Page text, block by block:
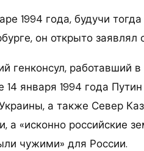
1994 года, будучи
он открыто заявлял
генконсул, работавший
января 1994 года
а также Север
а «исконно российские
чужими» для России.